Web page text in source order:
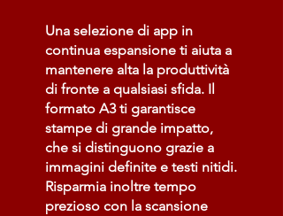
Una selezione di app in
continua espansione ti aiuta a
mantenere alta la produttività
di fronte a qualsiasi sfida. Il
formato A3 ti garantisce
stampe di grande impatto,
che si distinguono grazie a
immagini definite e testi nitidi.
Risparmia inoltre tempo
prezioso con la scansione